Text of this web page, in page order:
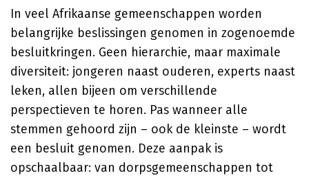
In veel Afrikaanse gemeenschappen worden
belangrijke beslissingen genomen in zogenoemde
besluitkringen. Geen hierarchie, maar maximale
diversiteit: jongeren naast ouderen, experts naast
leken, allen bijeen om verschillende
perspectieven te horen. Pas wanneer alle
stemmen gehoord zijn – ook de kleinste – wordt
een besluit genomen. Deze aanpak is
opschaalbaar: van dorpsgemeenschappen tot